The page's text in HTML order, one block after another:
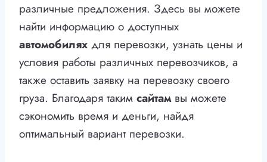
различные предложения. Здесь вы можете
найти информацию о доступных
автомобилях для перевозки, узнать цены и
условия работы различных перевозчиков, а
также оставить заявку на перевозку своего
груза. Благодаря таким сайтамвы можете
сэкономить время и деньги, найдя
оптимальный вариант перевозки.